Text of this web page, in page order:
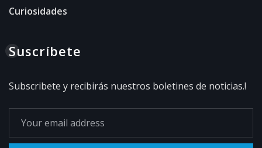
Curiosidades
Suscríbete
Subscribete y recibirás nuestros boletines de noticias.!